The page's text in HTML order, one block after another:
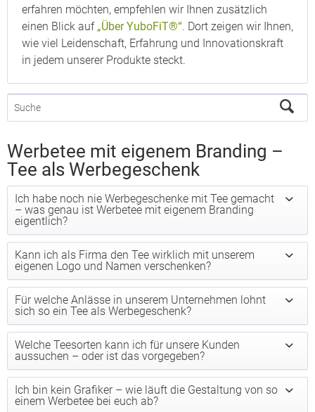
erfahren möchten, empfehlen wir Ihnen zusätzlich
einen Blick auf „Über YuboFiT®“. Dort zeigen wir Ihnen,
wie viel Leidenschaft, Erfahrung und Innovationskraft
in jedem unserer Produkte steckt.
Werbetee mit eigenem Branding –
Tee als Werbegeschenk
Ich habe noch nie Werbegeschenke mit Tee gemacht
– was genau ist Werbetee mit eigenem Branding
eigentlich?
Kann ich als Firma den Tee wirklich mit unserem
eigenen Logo und Namen verschenken?
Für welche Anlässe in unserem Unternehmen lohnt
sich so ein Tee als Werbegeschenk?
Welche Teesorten kann ich für unsere Kunden
aussuchen – oder ist das vorgegeben?
Ich bin kein Grafiker – wie läuft die Gestaltung von so
einem Werbetee bei euch ab?